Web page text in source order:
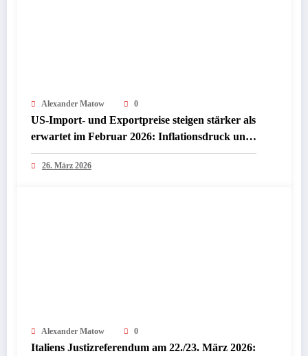
Alexander Matow 0
US-Import- und Exportpreise steigen stärker als
erwartet im Februar 2026: Inflationsdruck und
Chancen für Investoren
26. März 2026
Alexander Matow 0
Italiens Justizreferendum am 22./23. März 2026: